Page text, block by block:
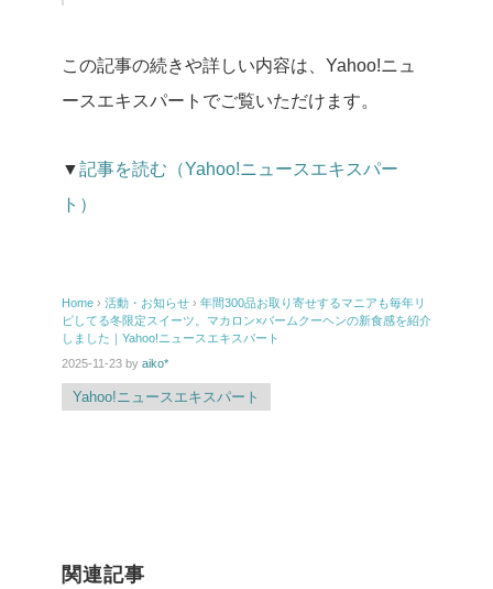
この記事の続きや詳しい内容は、Yahoo!ニュ
ースエキスパートでご覧いただけます。
▼記事を読む（Yahoo!ニュースエキスパー
ト）
Home › 活動・お知らせ › 年間300品お取り寄せするマニアも毎年リ
ピしてる冬限定スイーツ。マカロン×バームクーヘンの新食感を紹介
しました｜Yahoo!ニュースエキスパート
2025-11-23 by aiko*
Yahoo!ニュースエキスパート
関連記事